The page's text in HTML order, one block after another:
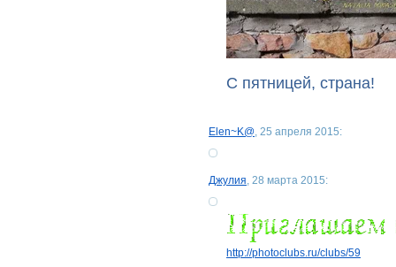
С пятницей, страна!
Еlen~K@, 25 апреля 2015:
Джулия, 28 марта 2015:
http://photoclubs.ru/clubs/59